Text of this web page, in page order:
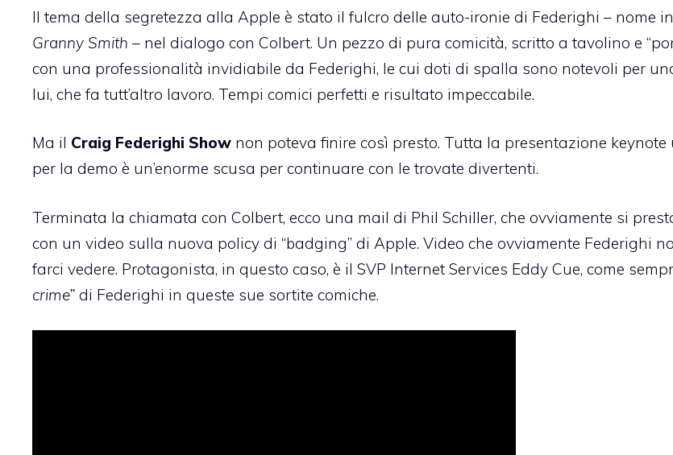
Il tema della segretezza alla Apple è stato il fulcro delle auto-ironie di Federighi – nome
Granny Smith – nel dialogo con Colbert. Un pezzo di pura comicità, scritto a tavolino e
con una professionalità invidiabile da Federighi, le cui doti di spalla sono notevoli per
lui, che fa tutt’altro lavoro. Tempi comici perfetti e risultato impeccabile.
Ma il Craig Federighi Show non poteva finire così presto. Tutta la presentazione
per la demo è un’enorme scusa per continuare con le trovate divertenti.
Terminata la chiamata con Colbert, ecco una mail di Phil Schiller, che ovviamente si
con un video sulla nuova policy di “badging” di Apple. Video che ovviamente Federighi
farci vedere. Protagonista, in questo caso, è il SVP Internet Services Eddy Cue, come
crime” di Federighi in queste sue sortite comiche.